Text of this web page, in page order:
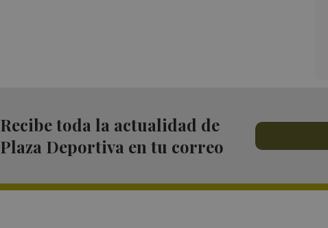
Recibe toda la actualidad de
Plaza Deportiva en tu correo